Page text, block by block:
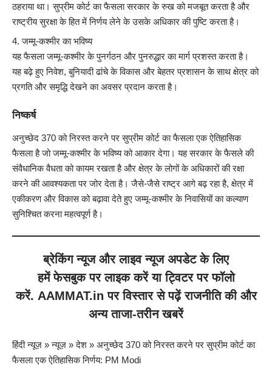
ठहराया था। सुप्रीम कोर्ट का फैसला सरकार के रुख को मजबूत करता है और
राष्ट्रीय सुरक्षा के हित में निर्णय लेने के उसके अधिकार की पुष्टि करता है।
जम्मू-कश्मीर का भविष्य
यह फैसला जम्मू-कश्मीर के पुनर्गठन और पुनरुद्धार का मार्ग प्रशस्त करता है।
यह बढ़े हुए निवेश, बुनियादी ढांचे के विकास और बेहतर प्रशासन के साथ क्षेत्र को
प्रगति और समृद्धि देखने का अवसर प्रदान करता है।
निष्कर्ष
अनुच्छेद 370 को निरस्त करने पर सुप्रीम कोर्ट का फैसला एक ऐतिहासिक
फैसला है जो जम्मू-कश्मीर के भविष्य को आकार देगा। यह सरकार के फैसले की
संवैधानिक वैधता को कायम रखता है और क्षेत्र के लोगों के अधिकारों की रक्षा
करने की आवश्यकता पर जोर देता है। जैसे-जैसे राष्ट्र आगे बढ़ रहा है, क्षेत्र में
एकीकरण और विकास को बढ़ावा देते हुए जम्मू-कश्मीर के निवासियों का कल्याण
सुनिश्चित करना महत्वपूर्ण है।
ब्रेकिंग न्यूजऔरलाइव न्यूजअपडेट के लिए
हमेंफेसबुकपर लाइक करें याट्विटरपर फॉलो
करें. AAMMAT.in पर विस्तार से पढ़ेंराजनीति की और
अन्य ताजा-तरीन खबरें
हिंदी न्यूज़ »न्यूज़ »देश » अनुच्छेद 370 को निरस्त करने पर सुप्रीम कोर्ट का
फैसला एक ऐतिहासिक निर्णय: PM Modi